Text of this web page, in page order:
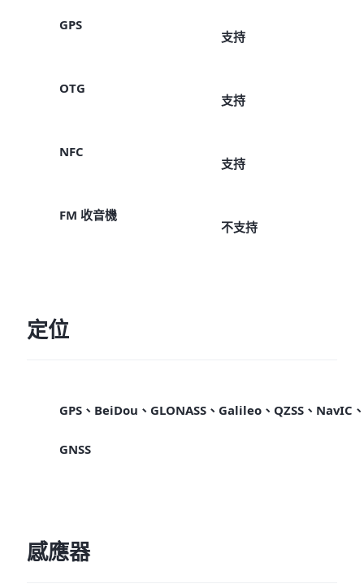
GPS
支持
OTG
支持
NFC
支持
FM 收音機
不支持
定位
GPS、BeiDou、GLONASS、Galileo、QZSS、NavIC、
GNSS
感應器